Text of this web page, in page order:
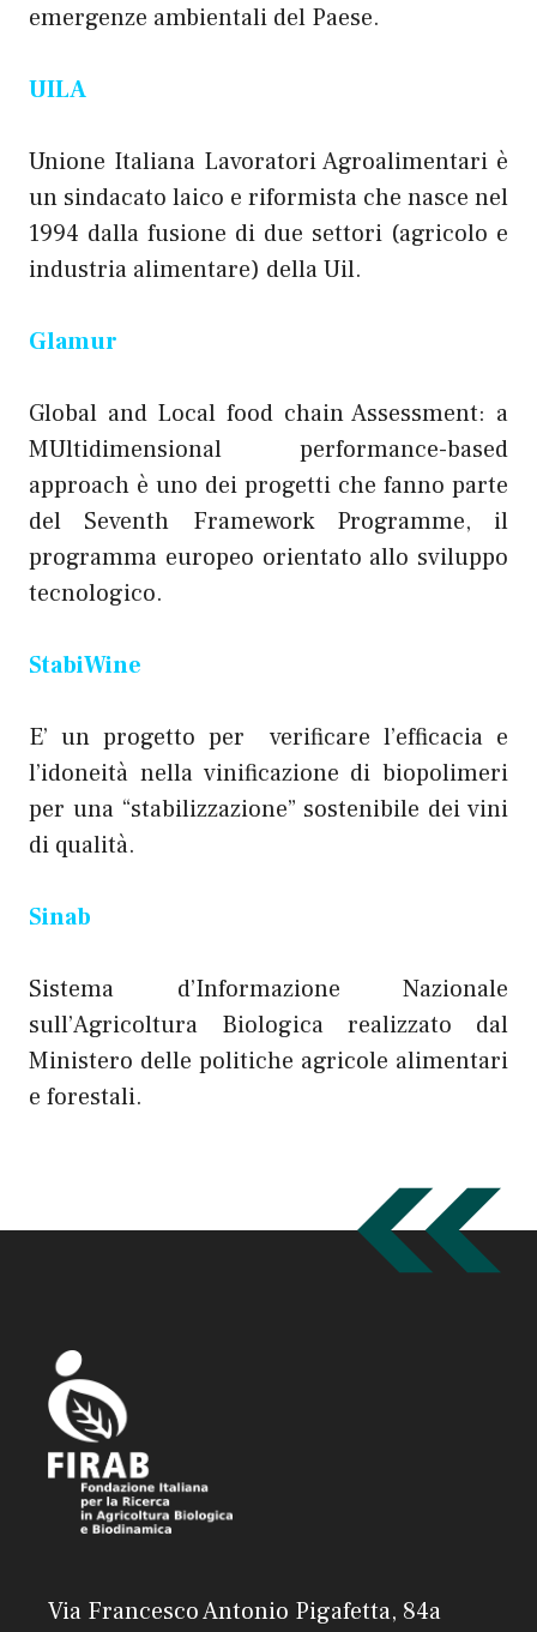
emergenze ambientali del Paese.
UILA
Unione Italiana Lavoratori Agroalimentari è
un sindacato laico e riformista che nasce nel
1994 dalla fusione di due settori (agricolo e
industria alimentare) della Uil.
Glamur
Global and Local food chain Assessment: a
MUltidimensional performance-based
approach è uno dei progetti che fanno parte
del Seventh Framework Programme, il
programma europeo orientato allo sviluppo
tecnologico.
StabiWine
E’ un progetto per verificare l’efficacia e
l’idoneità nella vinificazione di biopolimeri
per una “stabilizzazione” sostenibile dei vini
di qualità.
Sinab
Sistema d’Informazione Nazionale
sull’Agricoltura Biologica realizzato dal
Ministero delle politiche agricole alimentari
e forestali.
Via Francesco Antonio Pigafetta, 84a